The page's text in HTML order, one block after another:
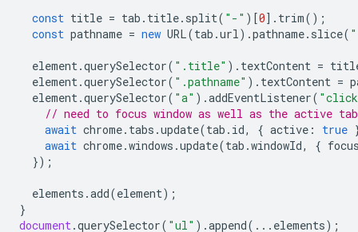
const title = tab . title. split( "-" )[0]. trim();
const pathname = new URL(tab .url).pathname. slice(
element.querySelector( ".title" ). textContent =
element.querySelector( ".pathname" ). textContent =
element.querySelector( "a" ).addEventListener(
// need to focus window as well as the active tab
await chrome. tabs .update(tab . id, { active : true
await chrome.windows .update(tab .windowId, {
});
elements .add(element);
}
document.querySelector( "ul" ).append(... elements);